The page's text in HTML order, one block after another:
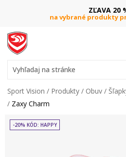
ZĽAVA 20
na vybrané produkty
Vyhľadaj na stránke
Sport Vision Produkty Obuv
Zaxy Charm
-20% KÓD: HAPPY